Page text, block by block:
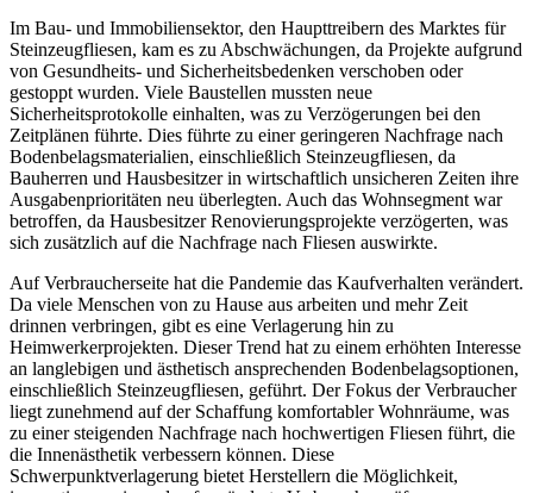
Im Bau- und Immobiliensektor, den Haupttreibern des Marktes für
Steinzeugfliesen, kam es zu Abschwächungen, da Projekte aufgrund
von Gesundheits- und Sicherheitsbedenken verschoben oder
gestoppt wurden. Viele Baustellen mussten neue
Sicherheitsprotokolle einhalten, was zu Verzögerungen bei den
Zeitplänen führte. Dies führte zu einer geringeren Nachfrage nach
Bodenbelagsmaterialien, einschließlich Steinzeugfliesen, da
Bauherren und Hausbesitzer in wirtschaftlich unsicheren Zeiten ihre
Ausgabenprioritäten neu überlegten. Auch das Wohnsegment war
betroffen, da Hausbesitzer Renovierungsprojekte verzögerten, was
sich zusätzlich auf die Nachfrage nach Fliesen auswirkte.
Auf Verbraucherseite hat die Pandemie das Kaufverhalten verändert.
Da viele Menschen von zu Hause aus arbeiten und mehr Zeit
drinnen verbringen, gibt es eine Verlagerung hin zu
Heimwerkerprojekten. Dieser Trend hat zu einem erhöhten Interesse
an langlebigen und ästhetisch ansprechenden Bodenbelagsoptionen,
einschließlich Steinzeugfliesen, geführt. Der Fokus der Verbraucher
liegt zunehmend auf der Schaffung komfortabler Wohnräume, was
zu einer steigenden Nachfrage nach hochwertigen Fliesen führt, die
die Innenästhetik verbessern können. Diese
Schwerpunktverlagerung bietet Herstellern die Möglichkeit,